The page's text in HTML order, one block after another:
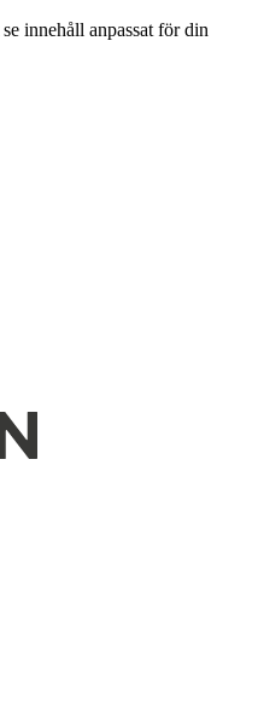
innehåll anpassat för din